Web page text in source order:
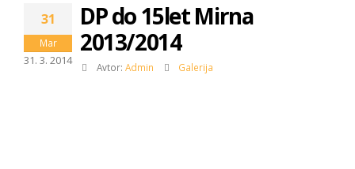
TRADICIONALNI KLUBSKI BOWLING
31
Mar
31. 3. 2014
DP do 15let Mirna
2013/2014
Avtor: Admin Galerija